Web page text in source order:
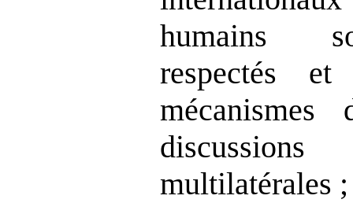
humains
respectés
multilatérales ;